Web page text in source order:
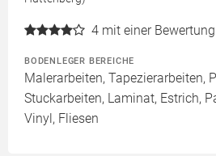
4 mit einer Bewertung
BODENLEGER BEREICHE
Malerarbeiten, Tapezierarbeiten,
Stuckarbeiten, Laminat, Estrich,
Vinyl, Fliesen